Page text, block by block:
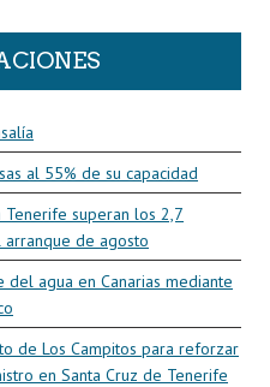
al 55% de su capacidad
superan los 2,7
de agosto
agua en Canarias mediante
de Los Campitos para reforzar
en Santa Cruz de Tenerife